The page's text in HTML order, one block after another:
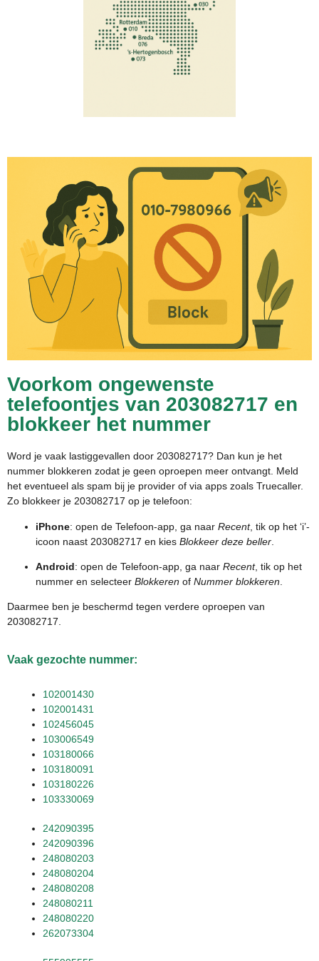
Voorkom ongewenste
telefoontjes van 203082717 en
blokkeer het nummer
Word je vaak lastiggevallen door 203082717? Dan kun je het
nummer blokkeren zodat je geen oproepen meer ontvangt. Meld
het eventueel als spam bij je provider of via apps zoals Truecaller.
Zo blokkeer je 203082717 op je telefoon:
iPhone: open de Telefoon-app, ga naar Recent, tik op het ‘i’-
icoon naast 203082717 en kies Blokkeer deze beller
Android: open de Telefoon-app, ga naar Recent, tik op het
nummer en selecteer Blokkeren of Nummer blokkeren
Daarmee ben je beschermd tegen verdere oproepen van
203082717.
Vaak gezochte nummer:
102001430
102001431
102456045
103006549
103180066
103180091
103180226
103330069
242090395
242090396
248080203
248080204
248080208
248080211
248080220
262073304